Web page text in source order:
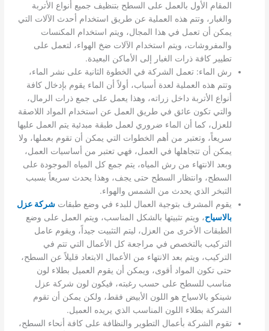
المقام الأول بالعمل على السطح بتنظيف جميع أنواع الأتربة
والغبار، وتتم هذه العملية عن طريق استخدام أحدث الآلات التي
يمكن أن تعمل في هذا المجال، ويتم استخدام المكنسات
والمفروشات، ويتم استخدام الآلات ضخ الهواء، لتعمل على
تطيير كافة ذرات الغبار إلى الأماكن البعيدة.
رش الماء: تعمل الشركة في الخطوة الثانية على نشر الماء،
وتتم هذه العملية لعدة أسباب، أولاً أن الماء يقوم بإدخال كافة
أنواع الأتربة داخل زراته، وهذا يعمل على جمع ذرات الرمال،
والتي تكون عائق في طريق العمل عن استخدام المواد اللاصقة
للعزل، كما أن الماء ضروري لعمل طبقة مبدئية يتم العمل عليها
سريعاً، وتعتبر من أهم الخطوات التي يمكن أن تقوم بعملها، ولا
يمكن أن تتجاهلها في العمل، فهي تعتبر من أساسيات العمل،
وبعد الانتهاء من رش المياه، يتم جمع كل المياه الموجودة على
السطح، وانتظار السطح حتى يجف، وهذا يحدث سريعاً بسبب
التبخر الذي يحدث من الشمس والهواء.
يقوم المشرف بتوجية العمال للبدء في وضع طبقاتشركة عزل
بالاسياح، ويتم تثبيتها بالشكل المناسب، ويتم العمل على وضع
الطبقات الأخرى من العزل، ليتم التثبيت جيداً، ويقوم عامل
التركيب بالتخصص في مراجعة كل الأعمال التي تتم في
التركيب، ويتم بعد الانتهاء من الأعمال الابتعاد قليلاً عن السطح،
حتى تكون المواد أقوى، ويمكن أن يقوم العميل بطلاء لون
مناسب للسطح على حسب رغبته، فيكون لون شركة عزل
شينكو بالاسياح هو اللون الأبيض فقط، ولكن يمكن أن تقوم
الشركة بطلاء اللون المناسب الذي يريده العميل.
تقوم الشركة بأعمال التطوير والنظافة على كافة أنحاء السطح،